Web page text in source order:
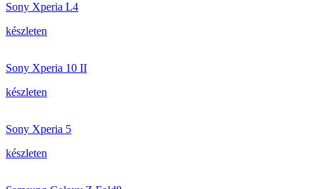
Sony Xperia L4
készleten
Sony Xperia 10 II
készleten
Sony Xperia 5
készleten